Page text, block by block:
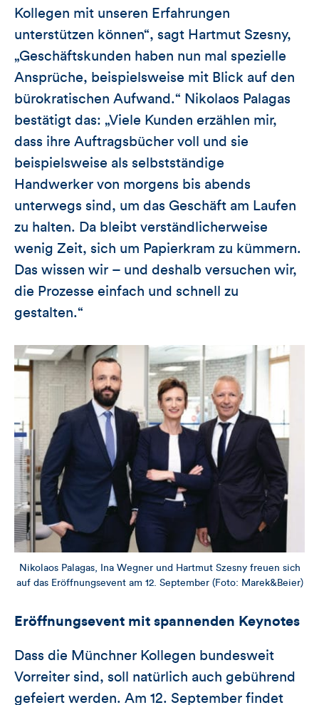
Kollegen mit unseren Erfahrungen
unterstützen können“, sagt Hartmut Szesny,
„Geschäftskunden haben nun mal spezielle
Ansprüche, beispielsweise mit Blick auf den
bürokratischen Aufwand.“ Nikolaos Palagas
bestätigt das: „Viele Kunden erzählen mir,
dass ihre Auftragsbücher voll und sie
beispielsweise als selbstständige
Handwerker von morgens bis abends
unterwegs sind, um das Geschäft am Laufen
zu halten. Da bleibt verständlicherweise
wenig Zeit, sich um Papierkram zu kümmern.
Das wissen wir – und deshalb versuchen wir,
die Prozesse einfach und schnell zu
gestalten.“
Nikolaos Palagas, Ina Wegner und Hartmut Szesny freuen sich
auf das Eröffnungsevent am 12. September (Foto: Marek&Beier)
Eröffnungsevent mit spannenden Keynotes
Dass die Münchner Kollegen bundesweit
Vorreiter sind, soll natürlich auch gebührend
gefeiert werden. Am 12. September findet